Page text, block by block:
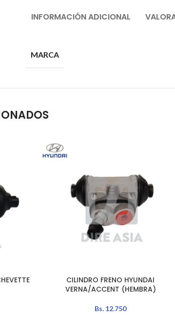
INFORMACIÓN ADICIONAL
MARCA
AÑADIR AL CARRITO
CILINDRO FRENO HYUNDAI
VERNA/ACCENT (HEMBRA)
Bs. 12.750